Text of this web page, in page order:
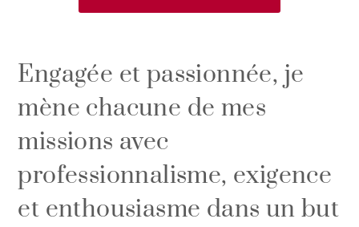
Engagée et passionnée, je
mène chacune de mes
missions avec
professionnalisme, exigence
et enthousiasme dans un but